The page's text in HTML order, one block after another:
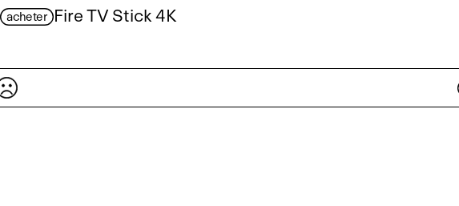
acheter Fire TV Stick 4K